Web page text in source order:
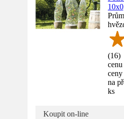
(16)
na
ks
Koupit on-line